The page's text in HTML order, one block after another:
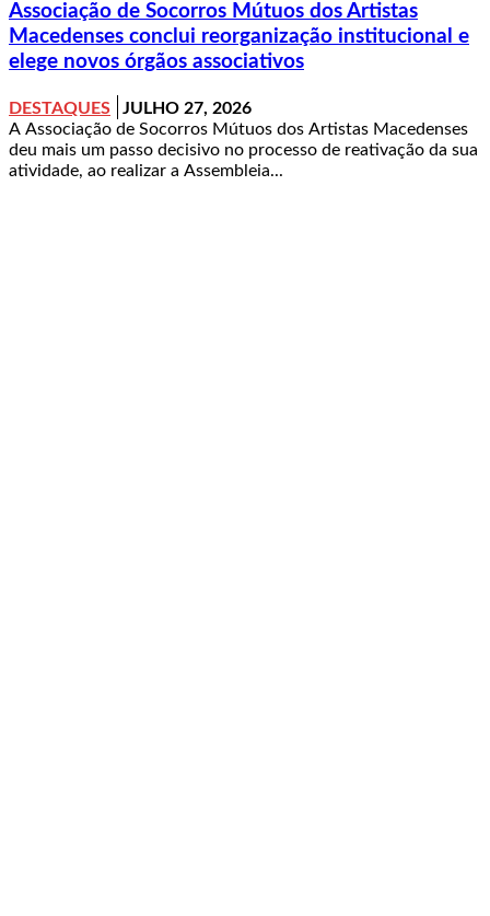
Associação de Socorros Mútuos dos Artistas
Macedenses conclui reorganização institucional e
elege novos órgãos associativos
DESTAQUES
JULHO 27, 2026
A Associação de Socorros Mútuos dos Artistas Macedenses
deu mais um passo decisivo no processo de reativação da sua
atividade, ao realizar a Assembleia...